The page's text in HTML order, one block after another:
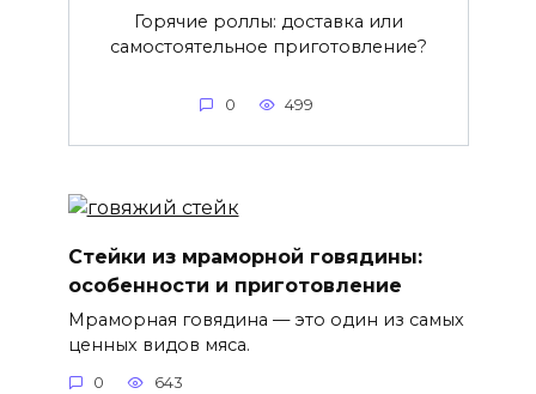
Горячие роллы: доставка или
самостоятельное приготовление?
0 499
Стейки из мраморной говядины:
особенности и приготовление
Мраморная говядина — это один из самых
ценных видов мяса.
0 643